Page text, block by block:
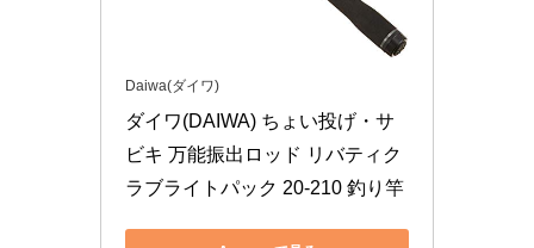
Daiwa(ダイワ)
ダイワ(DAIWA) ちょい投げ・サ
ビキ 万能振出ロッド リバティク
ラブライトパック 20-210 釣り竿